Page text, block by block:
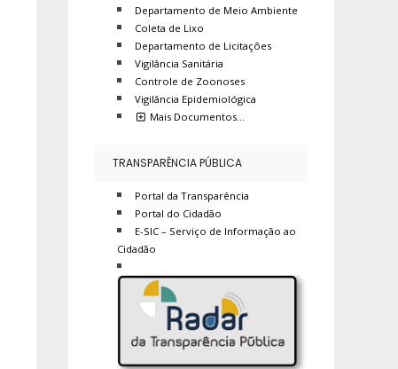
Departamento de Meio Ambiente
Coleta de Lixo
Departamento de Licitações
Vigilância Sanitária
Controle de Zoonoses
Vigilância Epidemiológica
Mais Documentos…
TRANSPARÊNCIA PÚBLICA
Portal da Transparência
Portal do Cidadão
E-SIC – Serviço de Informação ao
Cidadão